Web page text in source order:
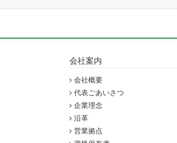
会社案内
会社概要
代表ごあいさつ
企業理念
沿革
営業拠点